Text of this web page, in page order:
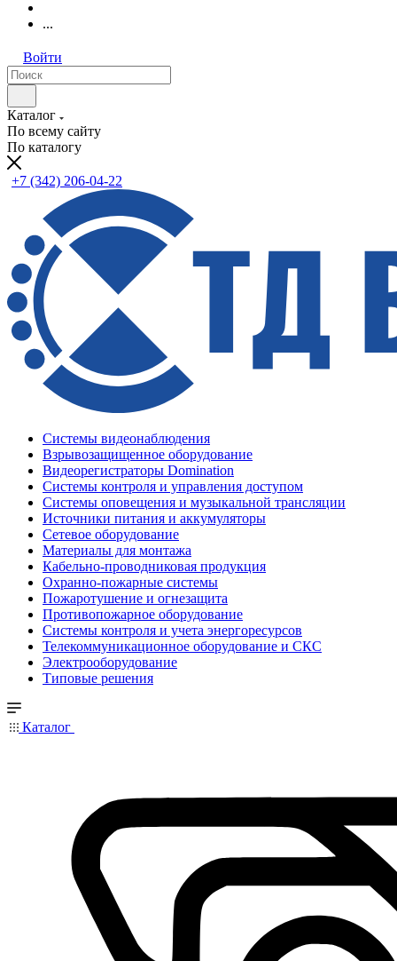
...
Войти
Каталог
По всему сайту
По каталогу
+7 (342) 206-04-22
Системы видеонаблюдения
Взрывозащищенное оборудование
Видеорегистраторы Domination
Системы контроля и управления доступом
Системы оповещения и музыкальной трансляции
Источники питания и аккумуляторы
Сетевое оборудование
Материалы для монтажа
Кабельно-проводниковая продукция
Охранно-пожарные системы
Пожаротушение и огнезащита
Противопожарное оборудование
Системы контроля и учета энергоресурсов
Телекоммуникационное оборудование и СКС
Электрооборудование
Типовые решения
Каталог